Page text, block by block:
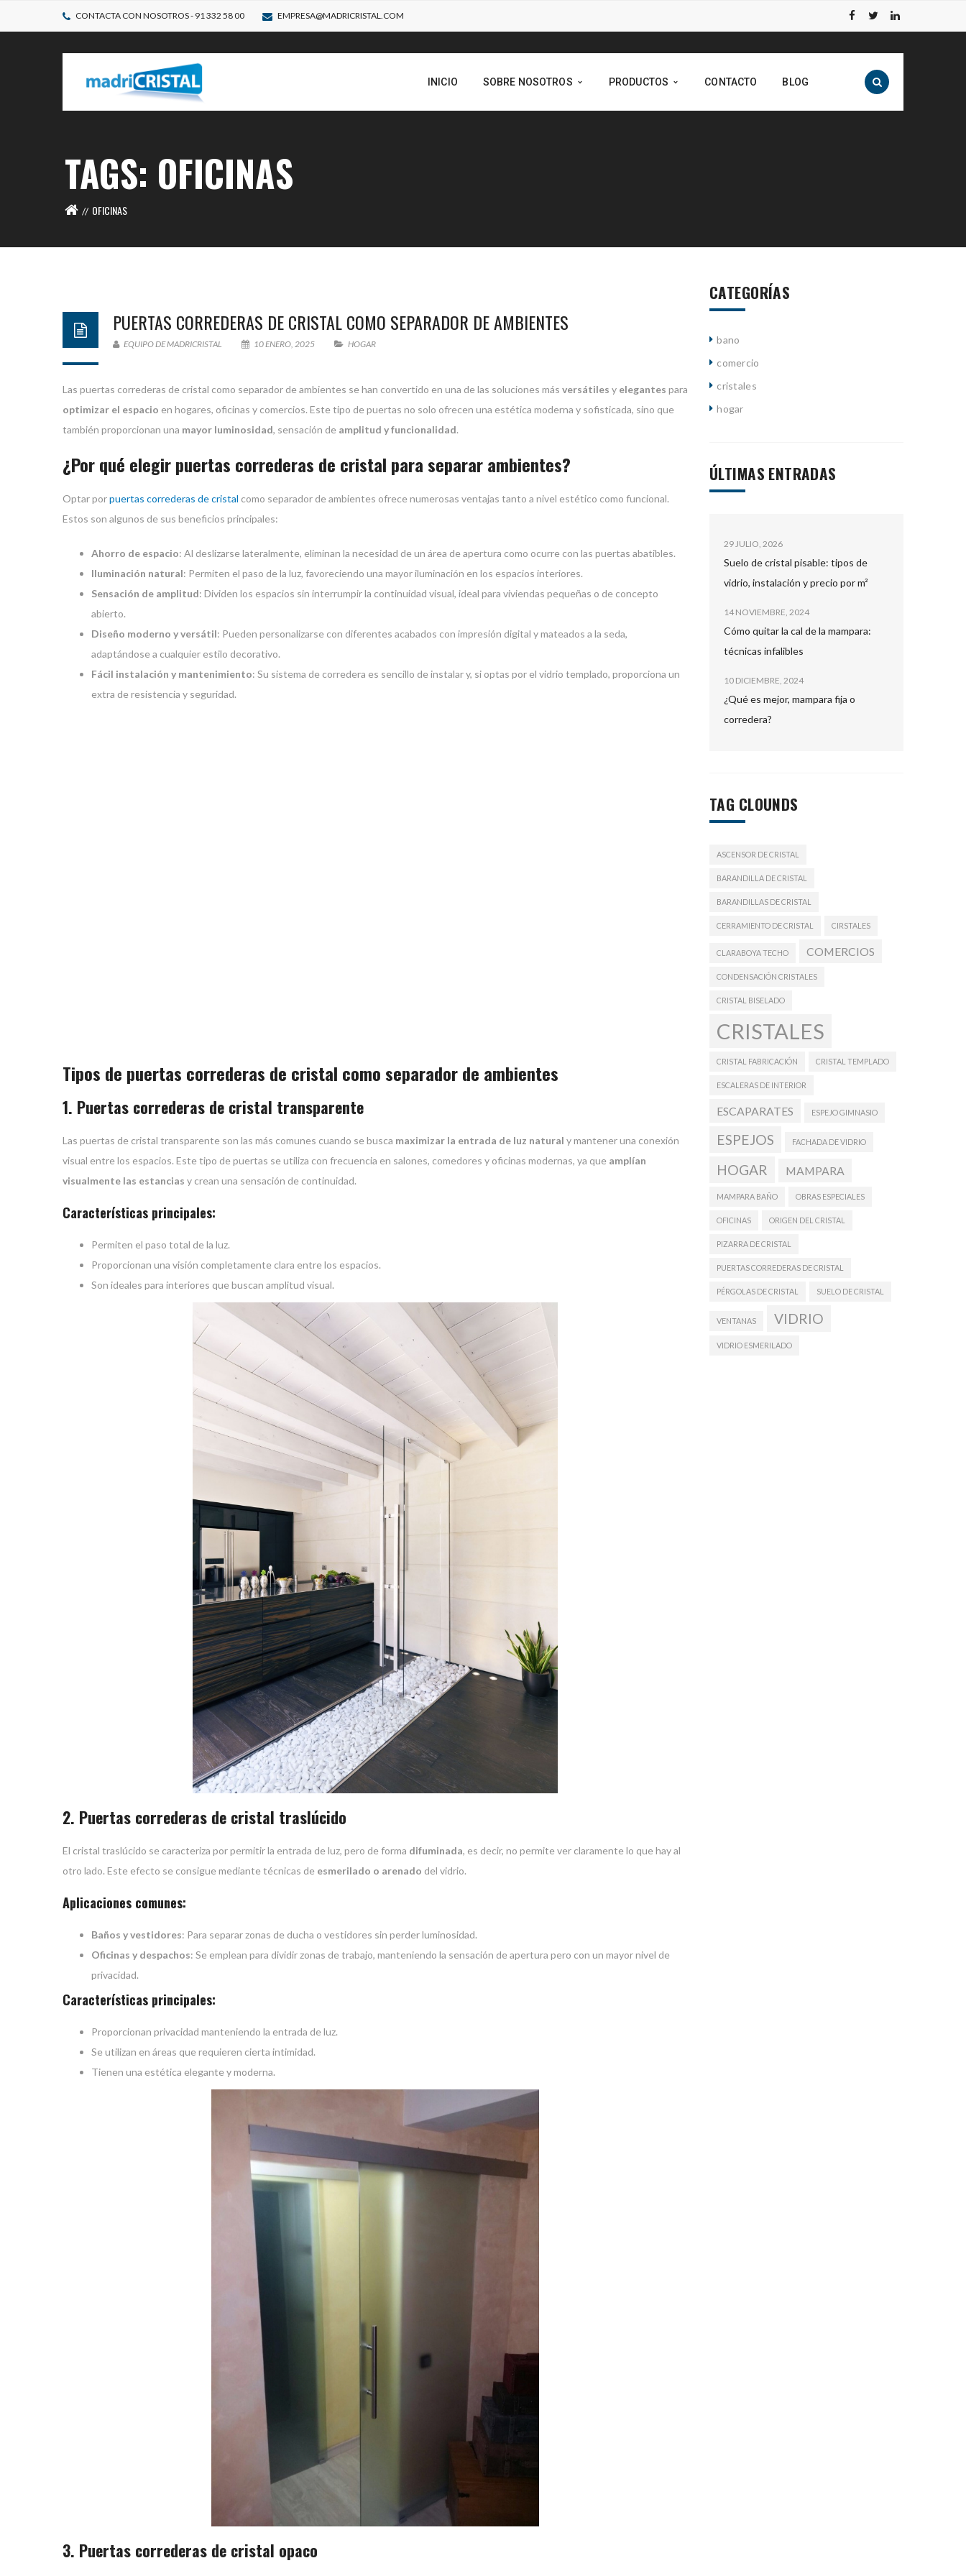
CONTACTA CON NOSOTROS - 91 332 58 00 EMPRESA@MADRICRISTAL.COM
INICIO SOBRE NOSOTROS PRODUCTOS CONTACTO BLOG
TAGS: OFICINAS
OFICINAS
PUERTAS CORREDERAS DE CRISTAL COMO SEPARADOR DE AMBIENTES
EQUIPO DE MADRICRISTAL 10 ENERO, 2025 HOGAR
Las puertas correderas de cristal como separador de ambientes se han convertido en una de las soluciones más versátiles y elegantes para
optimizar el espacio en hogares, oficinas y comercios. Este tipo de puertas no solo ofrecen una estética moderna y sofisticada, sino que
también proporcionan una mayor luminosidad, sensación de amplitud y funcionalidad.
¿Por qué elegir puertas correderas de cristal para separar ambientes?
Optar porpuertas correderas de cristal como separador de ambientes ofrece numerosas ventajas tanto a nivel estético como funcional.
Estos son algunos de sus beneficios principales:
Ahorro de espacio: Al deslizarse lateralmente, eliminan la necesidad de un área de apertura como ocurre con las puertas abatibles.
Iluminación natural: Permiten el paso de la luz, favoreciendo una mayor iluminación en los espacios interiores.
Sensación de amplitud: Dividen los espacios sin interrumpir la continuidad visual, ideal para viviendas pequeñas o de concepto
abierto.
Diseño moderno y versátil: Pueden personalizarse con diferentes acabados con impresión digital y mateados a la seda,
adaptándose a cualquier estilo decorativo.
Fácil instalación y mantenimiento: Su sistema de corredera es sencillo de instalar y, si optas por el vidrio templado, proporciona un
extra de resistencia y seguridad.
Tipos de puertas correderas de cristal como separador de ambientes
1. Puertas correderas de cristal transparente
Las puertas de cristal transparente son las más comunes cuando se busca maximizar la entrada de luz natural y mantener una conexión
visual entre los espacios. Este tipo de puertas se utiliza con frecuencia en salones, comedores y oficinas modernas, ya que amplían
visualmente las estancias y crean una sensación de continuidad.
Características principales:
Permiten el paso total de la luz.
Proporcionan una visión completamente clara entre los espacios.
Son ideales para interiores que buscan amplitud visual.
2. Puertas correderas de cristal traslúcido
El cristal traslúcido se caracteriza por permitir la entrada de luz, pero de forma difuminada, es decir, no permite ver claramente lo que hay al
otro lado. Este efecto se consigue mediante técnicas de esmerilado o arenado del vidrio.
Aplicaciones comunes:
Baños y vestidores: Para separar zonas de ducha o vestidores sin perder luminosidad.
Oficinas y despachos: Se emplean para dividir zonas de trabajo, manteniendo la sensación de apertura pero con un mayor nivel de
privacidad.
Características principales:
Proporcionan privacidad manteniendo la entrada de luz.
Se utilizan en áreas que requieren cierta intimidad.
Tienen una estética elegante y moderna.
3. Puertas correderas de cristal opaco
CATEGORÍAS
bano
comercio
cristales
hogar
ÚLTIMAS ENTRADAS
29 JULIO, 2026
Suelo de cristal pisable: tipos de
vidrio, instalación y precio por m²
14 NOVIEMBRE, 2024
Cómo quitar la cal de la mampara:
técnicas infalibles
10 DICIEMBRE, 2024
¿Qué es mejor, mampara fija o
corredera?
TAG CLOUNDS
ASCENSOR DE CRISTAL
BARANDILLA DE CRISTAL
BARANDILLAS DE CRISTAL
CERRAMIENTO DE CRISTAL CIRSTALES
CLARABOYA TECHO COMERCIOS
CONDENSACIÓN CRISTALES
CRISTAL BISELADO
CRISTALES
CRISTAL FABRICACIÓN CRISTAL TEMPLADO
ESCALERAS DE INTERIOR
ESCAPARATES ESPEJO GIMNASIO
ESPEJOS FACHADA DE VIDRIO
HOGAR MAMPARA
MAMPARA BAÑO OBRAS ESPECIALES
OFICINAS ORIGEN DEL CRISTAL
PIZARRA DE CRISTAL
PUERTAS CORREDERAS DE CRISTAL
PÉRGOLAS DE CRISTAL SUELO DE CRISTAL
VENTANAS VIDRIO
VIDRIO ESMERILADO